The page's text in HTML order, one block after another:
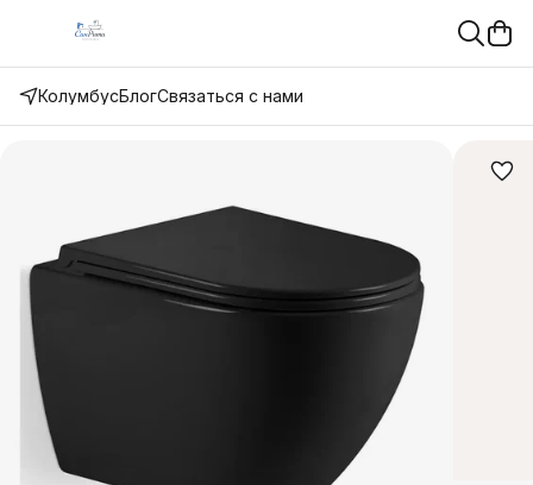
КолумбусБлогСвязаться с нами